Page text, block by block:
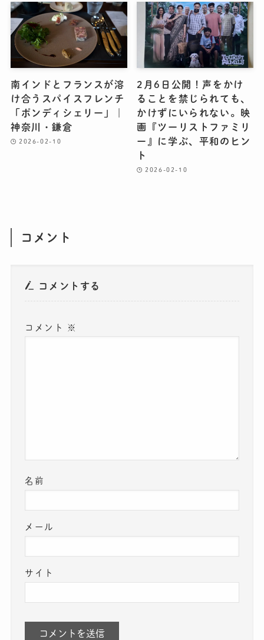
南インドとフランスが溶
け合うスパイスフレンチ
「ポンディシェリー」｜
神奈川・鎌倉
2026-02-10
2月6日公開！声をかけ
ることを禁じられても、
かけずにいられない。映
画『ツーリストファミリ
ー』に学ぶ、平和のヒン
ト
2026-02-10
コメント
コメントする
コメント ※
名前
メール
サイト